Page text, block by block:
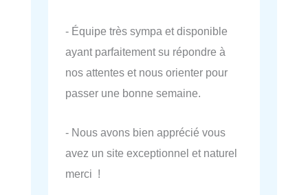
- Équipe très sympa et disponible
ayant parfaitement su répondre à
nos attentes et nous orienter pour
passer une bonne semaine.
- Nous avons bien apprécié vous
avez un site exceptionnel et naturel
merci !